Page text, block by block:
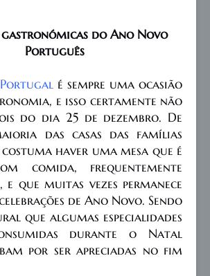
do Ano Novo
Português
é sempre uma ocasião
e isso certamente não
do dia 25 de dezembro. De
das casas das famílias
haver uma mesa que é
comida, frequentemente
e que muitas vezes permanece
de Ano Novo. Sendo
que algumas especialidades
durante o Natal
por ser apreciadas no fim